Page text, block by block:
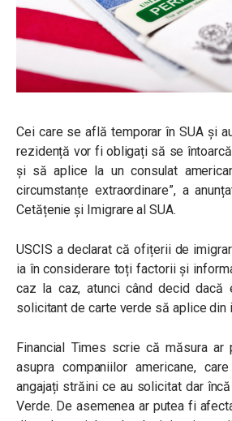
Cei care se află temporar în SUA și
rezidență vor fi obligați să se
și să aplice la un consulat
circumstanțe extraordinare”, a
Cetățenie și Imigrare al SUA.
USCIS a declarat că ofițerii de
ia în considerare toți factorii și
caz la caz, atunci când decid dacă
solicitant de carte verde să aplice din
Financial Times scrie că măsura ar
asupra companiilor americane,
angajați străini ce au solicitat dar
Verde. De asemenea ar putea fi